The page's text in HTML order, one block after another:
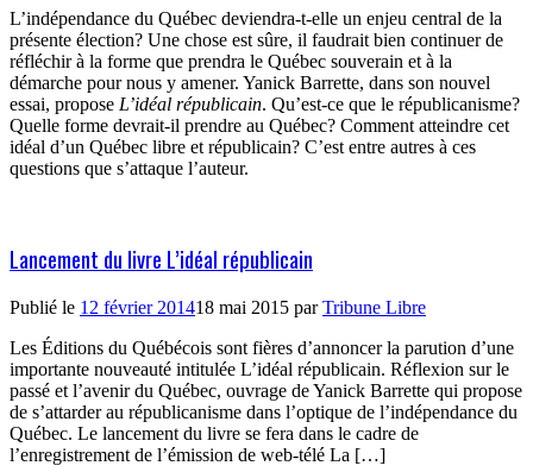
L’indépendance du Québec deviendra-t-elle un enjeu central de la
présente élection? Une chose est sûre, il faudrait bien continuer de
réfléchir à la forme que prendra le Québec souverain et à la
démarche pour nous y amener. Yanick Barrette, dans son nouvel
essai, propose L’idéal républicain. Qu’est-ce que le républicanisme?
Quelle forme devrait-il prendre au Québec? Comment atteindre cet
idéal d’un Québec libre et républicain? C’est entre autres à ces
questions que s’attaque l’auteur.
Lancement du livre L’idéal républicain
Publié le 12 février 201418 mai 2015 parTribune Libre
Les Éditions du Québécois sont fières d’annoncer la parution d’une
importante nouveauté intitulée L’idéal républicain. Réflexion sur le
passé et l’avenir du Québec, ouvrage de Yanick Barrette qui propose
de s’attarder au républicanisme dans l’optique de l’indépendance du
Québec. Le lancement du livre se fera dans le cadre de
l’enregistrement de l’émission de web-télé La […]